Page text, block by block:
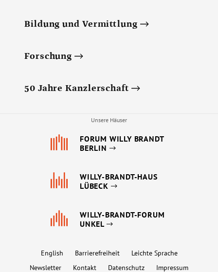
Bildung und Vermittlung
Forschung
50 Jahre Kanzlerschaft
Unsere Häuser
FORUM WILLY BRANDT
BERLIN
WILLY-BRANDT-HAUS
LÜBECK
WILLY-BRANDT-FORUM
UNKEL
English Barrierefreiheit
Leichte Sprache
Newsletter
Kontakt Datenschutz Impressum